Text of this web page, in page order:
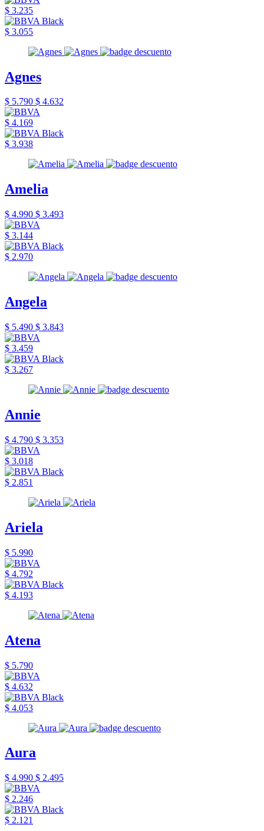
$ 3.235
$ 3.055
Agnes
$ 5.790 $ 4.632
$ 4.169
$ 3.938
Amelia
$ 4.990 $ 3.493
$ 3.144
$ 2.970
Angela
$ 5.490 $ 3.843
$ 3.459
$ 3.267
Annie
$ 4.790 $ 3.353
$ 3.018
$ 2.851
Ariela
$ 5.990
$ 4.792
$ 4.193
Atena
$ 5.790
$ 4.632
$ 4.053
Aura
$ 4.990 $ 2.495
$ 2.246
$ 2.121